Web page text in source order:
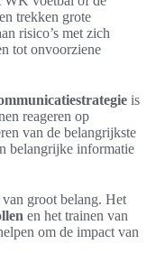
trekken grote
risico’s met zich
tot onvoorziene
is
reageren op
van de belangrijkste
belangrijke informatie
van groot belang. Het
en het trainen van
om de impact van